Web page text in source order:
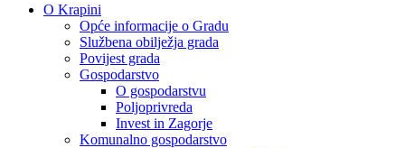
O Krapini
Opće informacije o Gradu
Službena obilježja grada
Povijest grada
Gospodarstvo
O gospodarstvu
Poljoprivreda
Invest in Zagorje
Komunalno gospodarstvo